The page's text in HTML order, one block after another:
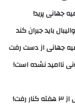
جهانی پرید!
باید جبران کند
جهانی از دست رفت
ناامید نشده است!